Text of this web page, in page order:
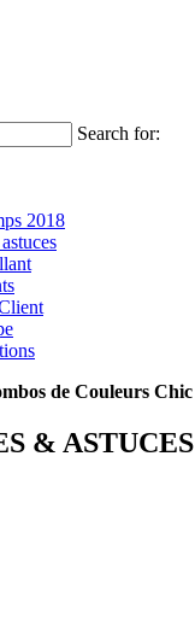
Search for:
2018
de Couleurs Chic
& ASTUCES